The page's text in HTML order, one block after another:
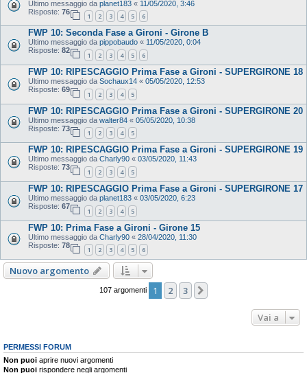
Ultimo messaggio da planet183 « 11/05/2020, 3:46
Risposte: 76
1 2 3 4 5 6
FWP 10: Seconda Fase a Gironi - Girone B
Ultimo messaggio da pippobaudo « 11/05/2020, 0:04
Risposte: 82
1 2 3 4 5 6
FWP 10: RIPESCAGGIO Prima Fase a Gironi - SUPERGIRONE 18
Ultimo messaggio da Sochaux14 « 05/05/2020, 12:53
Risposte: 69
1 2 3 4 5
FWP 10: RIPESCAGGIO Prima Fase a Gironi - SUPERGIRONE 20
Ultimo messaggio da walter84 « 05/05/2020, 10:38
Risposte: 73
1 2 3 4 5
FWP 10: RIPESCAGGIO Prima Fase a Gironi - SUPERGIRONE 19
Ultimo messaggio da Charly90 « 03/05/2020, 11:43
Risposte: 73
1 2 3 4 5
FWP 10: RIPESCAGGIO Prima Fase a Gironi - SUPERGIRONE 17
Ultimo messaggio da planet183 « 03/05/2020, 6:23
Risposte: 67
1 2 3 4 5
FWP 10: Prima Fase a Gironi - Girone 15
Ultimo messaggio da Charly90 « 28/04/2020, 11:30
Risposte: 78
1 2 3 4 5 6
Nuovo argomento
107 argomenti 1 2 3
Vai a
PERMESSI FORUM
Non puoi aprire nuovi argomenti
Non puoi rispondere negli argomenti